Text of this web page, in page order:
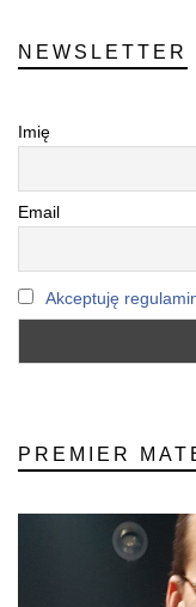
NEWSLETTER
Imię
Email
Akceptuję
PREMIER